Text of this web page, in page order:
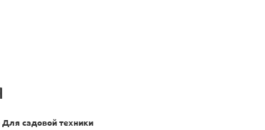
Для садовой техники